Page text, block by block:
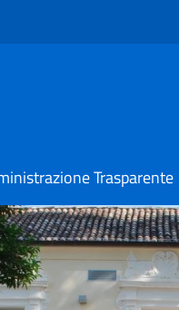
Trasparente